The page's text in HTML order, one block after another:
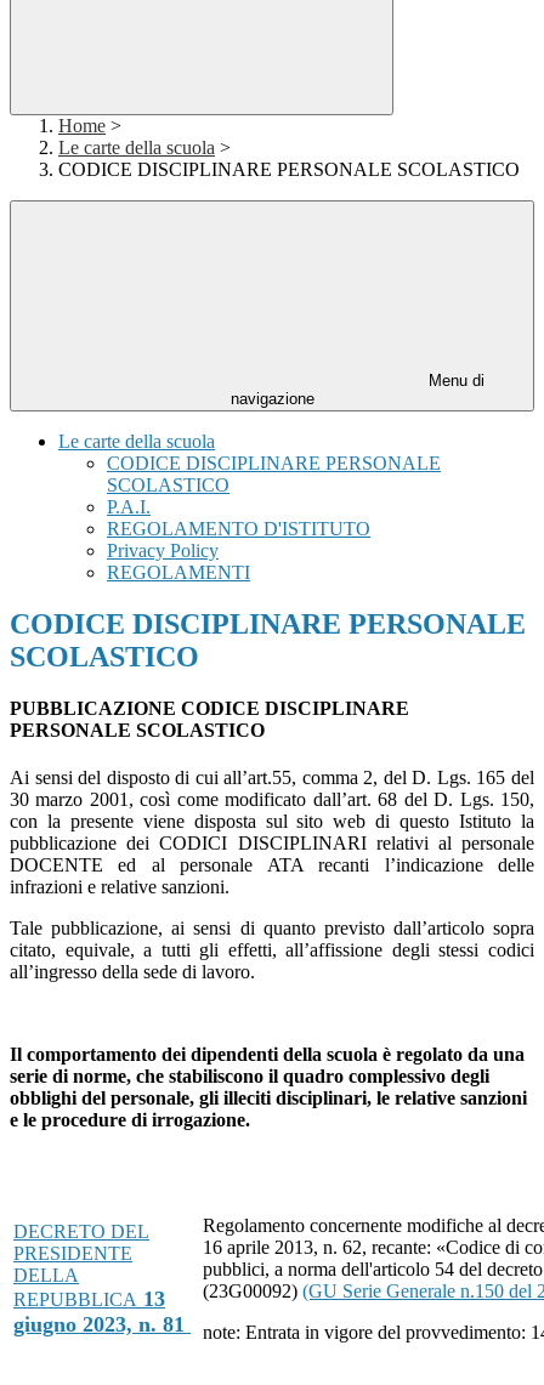
Home >
Le carte della scuola >
CODICE DISCIPLINARE PERSONALE SCOLASTICO
Menu di
navigazione
Le carte della scuola
CODICE DISCIPLINARE PERSONALE
SCOLASTICO
P.A.I.
REGOLAMENTO D'ISTITUTO
Privacy Policy
REGOLAMENTI
CODICE DISCIPLINARE PERSONALE
SCOLASTICO
PUBBLICAZIONE CODICE DISCIPLINARE
PERSONALE SCOLASTICO
Ai sensi del disposto di cui all’art.55, comma 2, del D. Lgs. 165 del
30 marzo 2001, così come modificato dall’art. 68 del D. Lgs. 150,
con la presente viene disposta sul sito web di questo Istituto la
pubblicazione dei CODICI DISCIPLINARI relativi al personale
DOCENTE ed al personale ATA recanti l’indicazione delle
infrazioni e relative sanzioni.
Tale pubblicazione, ai sensi di quanto previsto dall’articolo sopra
citato, equivale, a tutti gli effetti, all’affissione degli stessi codici
all’ingresso della sede di lavoro.
Il comportamento dei dipendenti della scuola è regolato da una
serie di norme, che stabiliscono il quadro complessivo degli
obblighi del personale, gli illeciti disciplinari, le relative sanzioni
e le procedure di irrogazione.
DECRETO DEL
PRESIDENTE
DELLA
REPUBBLICA 13
giugno 2023, n. 81
Regolamento concernente modifiche al
16 aprile 2013, n. 62, recante: «Codice di
pubblici, a norma dell'articolo 54 del
(23G00092) (GU Serie Generale n.150 del
note: Entrata in vigore del provvedimento: